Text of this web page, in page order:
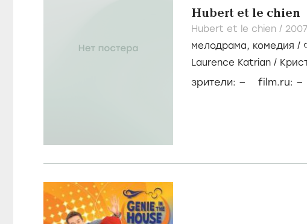
Hubert et le chien
Hubert et le chien / 2007
мелодрама, комедия /
Laurence Katrian /
зрители: – film.ru: –